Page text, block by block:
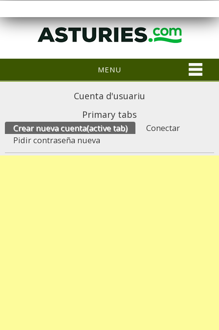
MENU
Cuenta d'usuariu
Primary tabs
Crear nueva cuenta(active tab)
Conectar
Pidir contraseña nueva